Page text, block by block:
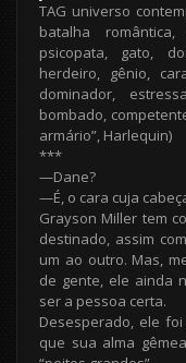
TAG universo
batalha
psicopata, gato,
herdeiro, gênio,
dominador,
bombado,
armário”, Harlequin)
***
—Dane?
—É, o cara cuja
Grayson Miller tem
destinado, assim
um ao outro. Mas,
de gente, ele ainda
ser a pessoa certa.
Desesperado, ele
que sua alma